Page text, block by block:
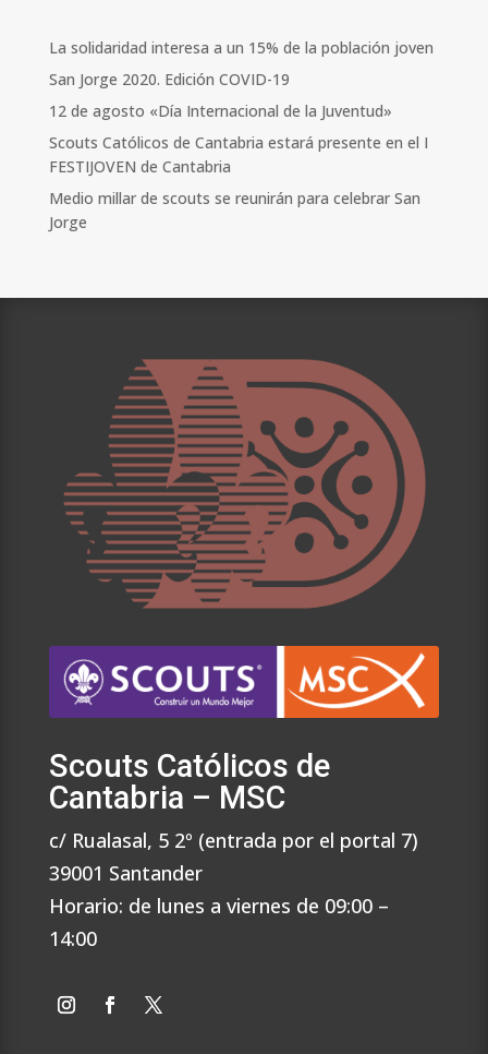
La solidaridad interesa a un 15% de la población joven
San Jorge 2020. Edición COVID-19
12 de agosto «Día Internacional de la Juventud»
Scouts Católicos de Cantabria estará presente en el I
FESTIJOVEN de Cantabria
Medio millar de scouts se reunirán para celebrar San
Jorge
Scouts Católicos de
Cantabria – MSC
c/ Rualasal, 5 2º (entrada por el portal 7)
39001 Santander
Horario: de lunes a viernes de 09:00 –
14:00